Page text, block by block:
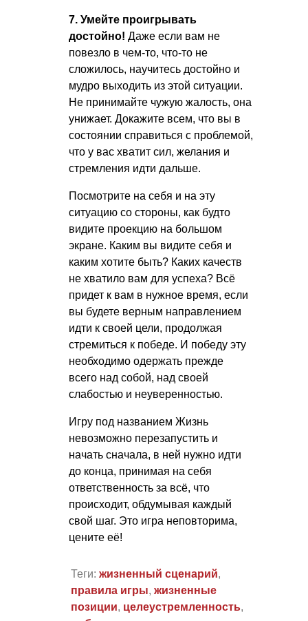
7. Умейте проигрывать
достойно! Даже если вам не
повезло в чем-то, что-то не
сложилось, научитесь достойно и
мудро выходить из этой ситуации.
Не принимайте чужую жалость, она
унижает. Докажите всем, что вы в
состоянии справиться с проблемой,
что у вас хватит сил, желания и
стремления идти дальше.
Посмотрите на себя и на эту
ситуацию со стороны, как будто
видите проекцию на большом
экране. Каким вы видите себя и
каким хотите быть? Каких качеств
не хватило вам для успеха? Всё
придет к вам в нужное время, если
вы будете верным направлением
идти к своей цели, продолжая
стремиться к победе. И победу эту
необходимо одержать прежде
всего над собой, над своей
слабостью и неуверенностью.
Игру под названием Жизнь
невозможно перезапустить и
начать сначала, в ней нужно идти
до конца, принимая на себя
ответственность за всё, что
происходит, обдумывая каждый
свой шаг. Это игра неповторима,
цените её!
Теги: жизненный сценарий,
правила игры, жизненные
позиции, целеустремленность,